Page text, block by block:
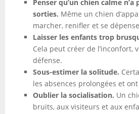
Penser qu’un chien calme n’a
sorties. Même un chien
marcher, renifler et se
Laisser les enfants trop
Cela peut créer de l’inconfort,
défense.
Sous-estimer la solitude.
les absences prolongées et
Oublier la socialisation. Un
bruits, aux visiteurs et aux